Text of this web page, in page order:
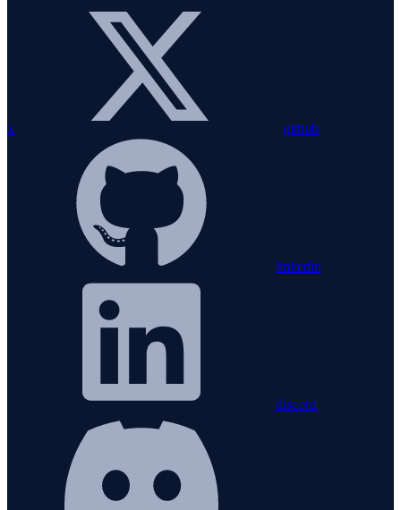
x github
linkedin
discord